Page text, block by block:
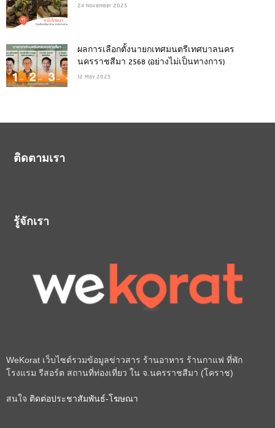
24 November 2025
ผลการเลือกตั้งนายกเทศมนตรีเทศบาลนคร
นครราชสีมา 2568 (อย่างไม่เป็นทางการ)
12 May 2025
ติดตามเรา
รู้จักเรา
WeKorat เว็บไซต์รวมข้อมูลข่าวสาร ร้านอาหาร ร้านกาแฟ ที่พัก
โรงแรม รีสอร์ต สถานที่ท่องเที่ยว ใน จ.นครราชสีมา (โคราช)
สนใจ ติดต่อประชาสัมพันธ์-โฆษณา